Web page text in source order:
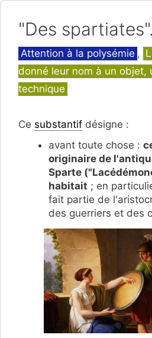
"Des spartiates".
Catégories
Attention à la polysémie ,
donné leur nom à un objet,
technique
Ce substantif désigne :
avant toute chose :
originaire de
Sparte
habitait ; en
fait partie de
des guerriers et des